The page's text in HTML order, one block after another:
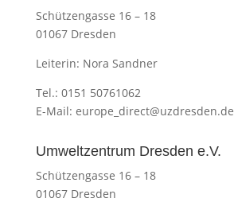
Schützengasse 16 – 18
01067 Dresden
Leiterin: Nora Sandner
Tel.: 0151 50761062
E-Mail: europe_direct@uzdresden.de
Umweltzentrum Dresden e.V.
Schützengasse 16 – 18
01067 Dresden